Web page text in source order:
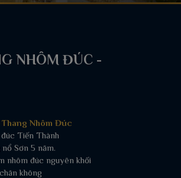
NHÔM ĐÚC -
Thang Nhôm Đúc
Tiến Thành
Sơn 5 năm.
nhôm đúc nguyên khối
không